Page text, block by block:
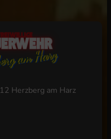
Herzberg am Harz